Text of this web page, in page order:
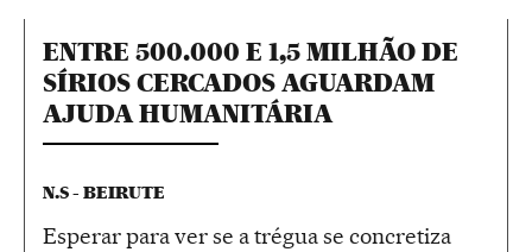
ENTRE 500.000 E 1,5 MILHÃO DE
SÍRIOS CERCADOS AGUARDAM
AJUDA HUMANITÁRIA
N.S - BEIRUTE
Esperar para ver se a trégua se concretiza